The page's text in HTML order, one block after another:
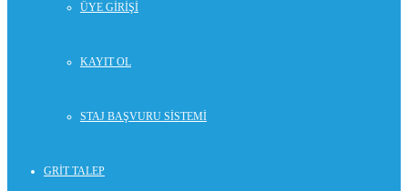
ÜYE GİRİŞİ
KAYIT OL
STAJ BAŞVURU SİSTEMİ
GRİT TALEP